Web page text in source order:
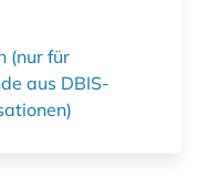
(nur für
aus DBIS-